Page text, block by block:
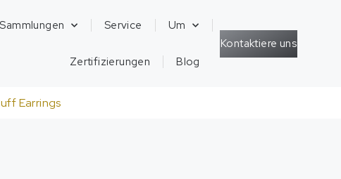
Sammlungen Service Um
Zertifizierungen Blog
Kontaktiere uns
Earrings